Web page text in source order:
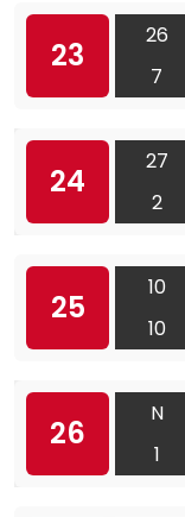
23
26
7
24
27
2
25
10
10
26
N
1